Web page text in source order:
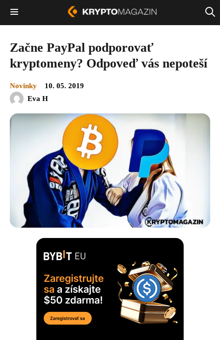
Začne PayPal podporovať
kryptomeny? Odpoveď vás nepoteší
Novinky
10. 05. 2019
Eva H